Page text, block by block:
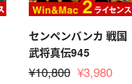
センペンバンカ 戦国
武将真伝945
¥10,800 ¥3,980